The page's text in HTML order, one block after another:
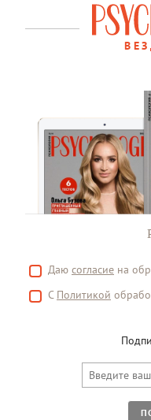
Даю согласие на
С Политикой